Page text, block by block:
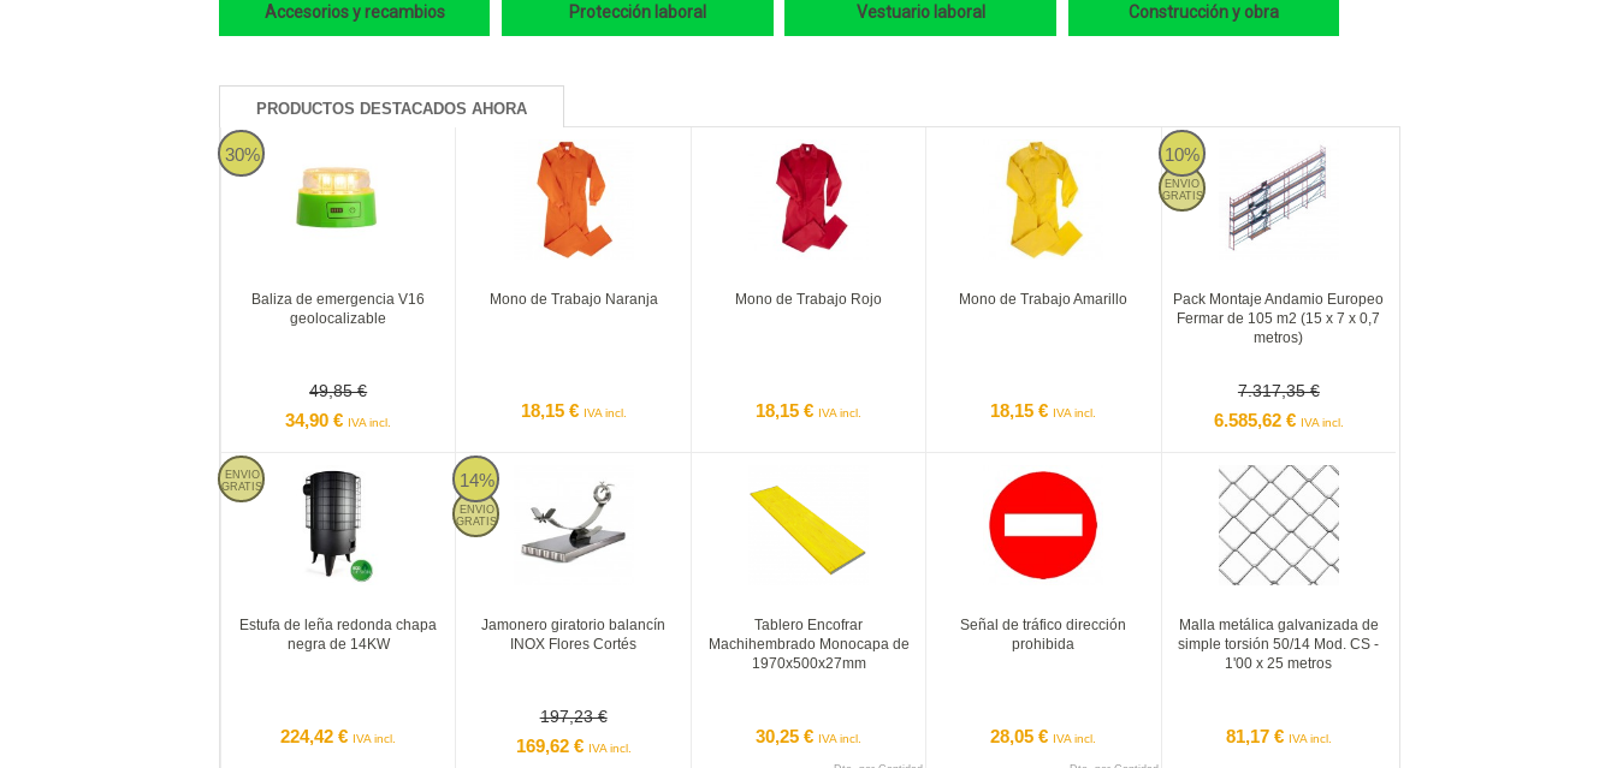
Accesorios y recambios Protección laboral Vestuario laboral Construcción y obra
PRODUCTOS DESTACADOS AHORA
30%
Baliza de emergencia V16
geolocalizable
49,85 €
34,90 € IVA incl.
Mono de Trabajo Naranja
18,15 € IVA incl.
Mono de Trabajo Rojo
18,15 € IVA incl.
Mono de Trabajo Amarillo
18,15 € IVA incl.
10%
ENVIO
GRATIS
Pack Montaje Andamio Europeo
Fermar de 105 m2 (15 x 7 x 0,7
metros)
7.317,35 €
6.585,62 € IVA incl.
ENVIO
GRATIS
Estufa de leña redonda chapa
negra de 14KW
224,42 € IVA incl.
14%
ENVIO
GRATIS
Jamonero giratorio balancín
INOX Flores Cortés
197,23 €
169,62 € IVA incl.
Tablero Encofrar
Machihembrado Monocapa de
1970x500x27mm
30,25 € IVA incl.
Señal de tráfico dirección
prohibida
28,05 € IVA incl.
Malla metálica galvanizada de
simple torsión 50/14 Mod. CS -
1'00 x 25 metros
81,17 € IVA incl.